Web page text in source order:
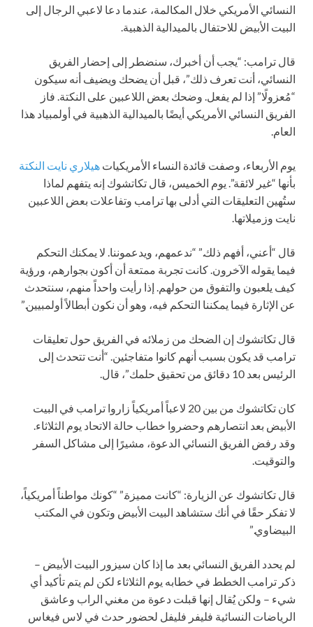
النسائي الأمريكي خلال المكالمة، عندما دعا لاعبي الرجال إلى
البيت الأبيض للاحتفال بالميدالية الذهبية.
قال ترامب: “يجب أن أخبرك، سنضطر إلى إحضار الفريق
النسائي، أنت تعرف ذلك”، قبل أن يضحك ويضيف أنه سيكون
“مُعزولًا” إذا لم يفعل. وضحك بعض اللاعبين على النكتة. فاز
الفريق النسائي الأمريكي أيضًا بالميدالية الذهبية في أولمبياد هذا
العام.
يوم الأربعاء، وصفت قائدة النساء الأمريكيات هيلاري نايت النكتة
بأنها “غير لائقة”. يوم الخميس، قال تكاتشوك إنه يتفهم لماذا
ستُهين التعليقات التي أدلى بها ترامب وتفاعلات بعض اللاعبين
نايت وزميلاتها.
قال “أعني، أفهم ذلك.” “ندعمهم، ويدعموننا. لا يمكنك التحكم
فيما يقوله الآخرون. كانت تجربة ممتعة أن أكون بجوارهم، ورؤية
كيف يلعبون والتفوق من حولهم. إذا رأيت واحداً منهم، سنتحدث
عن الإثارة فيما يمكننا التحكم فيه، وهو أن نكون أبطالاً أولمبيين.”
قال تكاتشوك إن الضحك من زملائه في الفريق حول تعليقات
ترامب قد يكون بسبب أنهم كانوا متفاجئين. “أنت تتحدث إلى
الرئيس بعد 10 دقائق من تحقيق حلمك”، قال.
كان تكاتشوك من بين 20 لاعباً أمريكياً زاروا ترامب في البيت
الأبيض بعد انتصارهم وحضروا خطاب حالة الاتحاد يوم الثلاثاء.
وقد رفض الفريق النسائي الدعوة، مشيرًا إلى مشاكل السفر
والتوقيت.
قال تكاتشوك عن الزيارة: “كانت مميزة.” “كونك مواطناً أمريكياً،
لا تفكر حقًا في أنك ستشاهد البيت الأبيض وتكون في المكتب
البيضاوي.”
لم يحدد الفريق النسائي بعد ما إذا كان سيزور البيت الأبيض –
ذكر ترامب الخطط في خطابه يوم الثلاثاء لكن لم يتم تأكيد أي
شيء – ولكن يُقال إنها قبلت دعوة من مغني الراب وعاشق
الرياضات النسائية فليفر فليفل لحضور حدث في لاس فيغاس